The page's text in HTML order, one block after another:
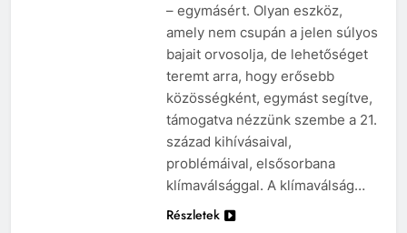
– egymásért. Olyan eszköz,
amely nem csupán a jelen súlyos
bajait orvosolja, de lehetőséget
teremt arra, hogy erősebb
közösségként, egymást segítve,
támogatva nézzünk szembe a 21.
század kihívásaival,
problémáival, elsősorbana
klímaválsággal. A klímaválság…
Részletek